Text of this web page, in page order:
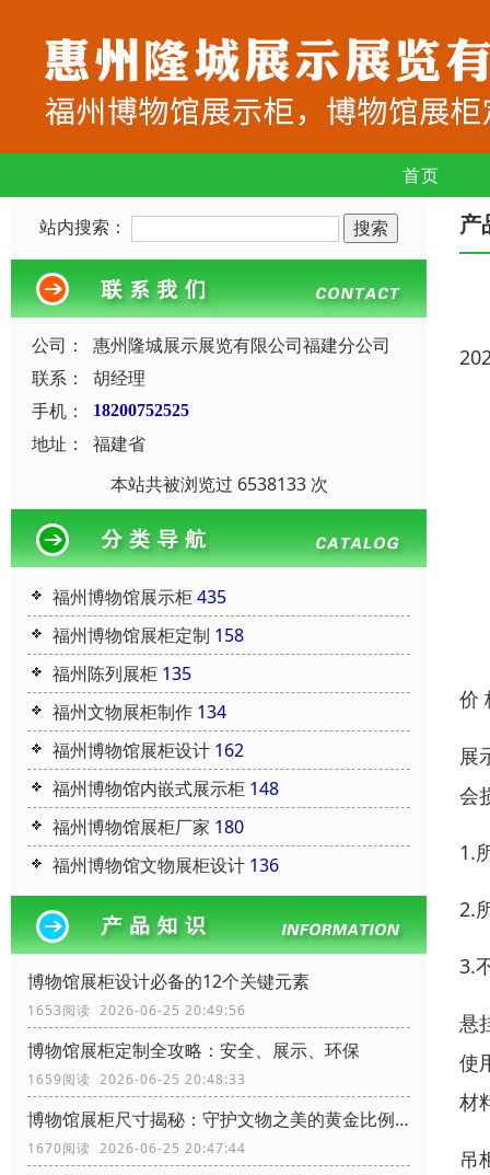
首页
站内搜索：
公司：
惠州隆城展示展览有限公司福建分公司
联系：
胡经理
手机：
18200752525
地址：
福建省
本站共被浏览过 6538133 次
福州博物馆展示柜435
福州博物馆展柜定制 158
福州陈列展柜 135
福州文物展柜制作 134
福州博物馆展柜设计 162
福州博物馆内嵌式展示柜 148
福州博物馆展柜厂家 180
福州博物馆文物展柜设计 136
博物馆展柜设计必备的12个关键元素
1653阅读 2026-06-25 20:49:56
博物馆展柜定制全攻略：安全、展示、环保
1659阅读 2026-06-25 20:48:33
博物馆展柜尺寸揭秘：守护文物之美的黄金比例！
1670阅读 2026-06-25 20:47:44
产
价
展
会
1.
2.
3.
悬
使
材
吊